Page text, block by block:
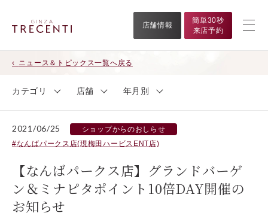
店舗情報
簡単30秒
来店予約
ニュース＆トピックス一覧へ戻る
カテゴリ 店舗 年月別
2021/06/25
ショップからのおしらせ
なんばパークス店(現梅田ハービスENT店)
【なんばパークス店】グランドバーゲ
ン＆ミナピタポイント10倍DAY開催の
お知らせ